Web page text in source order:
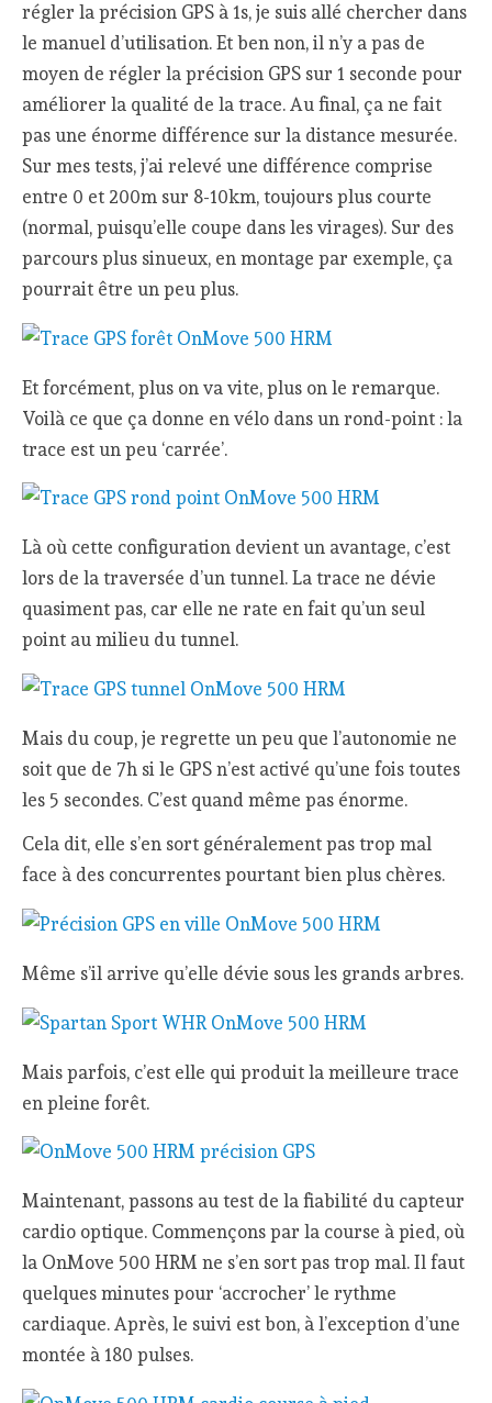
régler la précision GPS à 1s, je suis allé chercher dans
le manuel d’utilisation. Et ben non, il n’y a pas de
moyen de régler la précision GPS sur 1 seconde pour
améliorer la qualité de la trace. Au final, ça ne fait
pas une énorme différence sur la distance mesurée.
Sur mes tests, j’ai relevé une différence comprise
entre 0 et 200m sur 8-10km, toujours plus courte
(normal, puisqu’elle coupe dans les virages). Sur des
parcours plus sinueux, en montage par exemple, ça
pourrait être un peu plus.
Et forcément, plus on va vite, plus on le remarque.
Voilà ce que ça donne en vélo dans un rond-point : la
trace est un peu ‘carrée’.
Là où cette configuration devient un avantage, c’est
lors de la traversée d’un tunnel. La trace ne dévie
quasiment pas, car elle ne rate en fait qu’un seul
point au milieu du tunnel.
Mais du coup, je regrette un peu que l’autonomie ne
soit que de 7h si le GPS n’est activé qu’une fois toutes
les 5 secondes. C’est quand même pas énorme.
Cela dit, elle s’en sort généralement pas trop mal
face à des concurrentes pourtant bien plus chères.
Même s’il arrive qu’elle dévie sous les grands arbres.
Mais parfois, c’est elle qui produit la meilleure trace
en pleine forêt.
Maintenant, passons au test de la fiabilité du capteur
cardio optique. Commençons par la course à pied, où
la OnMove 500 HRM ne s’en sort pas trop mal. Il faut
quelques minutes pour ‘accrocher’ le rythme
cardiaque. Après, le suivi est bon, à l’exception d’une
montée à 180 pulses.